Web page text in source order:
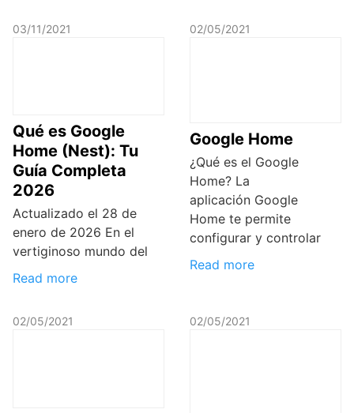
03/11/2021
Qué es Google
Home (Nest): Tu
Guía Completa
2026
Actualizado el 28 de
enero de 2026 En el
vertiginoso mundo del
Read more
02/05/2021
Google Home
¿Qué es el Google
Home? La
aplicación Google
Home te permite
configurar y controlar
Read more
02/05/2021 02/05/2021